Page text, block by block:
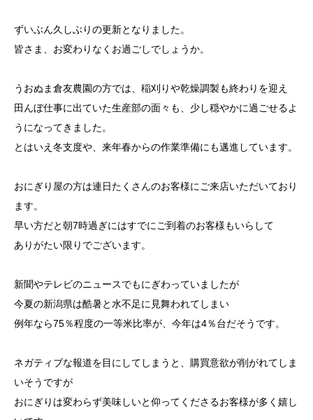
ずいぶん久しぶりの更新となりました。
皆さま、お変わりなくお過ごしでしょうか。
うおぬま倉友農園の方では、稲刈りや乾燥調製も終わりを迎え
田んぼ仕事に出ていた生産部の面々も、少し穏やかに過ごせるよ
うになってきました。
とはいえ冬支度や、来年春からの作業準備にも邁進しています。
おにぎり屋の方は連日たくさんのお客様にご来店いただいており
ます。
早い方だと朝7時過ぎにはすでにご到着のお客様もいらして
ありがたい限りでございます。
新聞やテレビのニュースでもにぎわっていましたが
今夏の新潟県は酷暑と水不足に見舞われてしまい
例年なら75％程度の一等米比率が、今年は4％台だそうです。
ネガティブな報道を目にしてしまうと、購買意欲が削がれてしま
いそうですが
おにぎりは変わらず美味しいと仰ってくださるお客様が多く嬉し